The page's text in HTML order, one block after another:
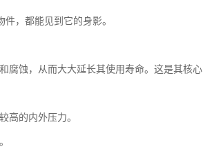
，都能见到它的身影。
腐蚀，从而大大延长其使用寿命。这是其核心
高的内外压力。